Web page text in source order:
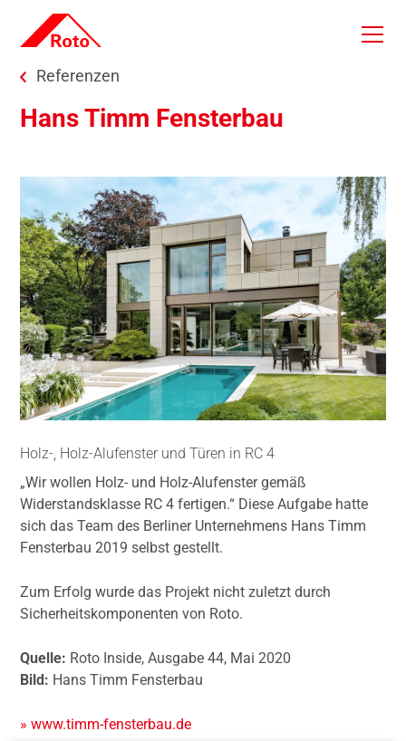
Skip to main content
You are here:
Referenzen
Hans Timm Fensterbau
Holz-, Holz-Alufenster und Türen in RC 4
„Wir wollen Holz- und Holz-Alufenster gemäß
Widerstandsklasse RC 4 fertigen.“ Diese Aufgabe hatte
sich das Team des Berliner Unternehmens Hans Timm
Fensterbau 2019 selbst gestellt.
Zum Erfolg wurde das Projekt nicht zuletzt durch
Sicherheitskomponenten von Roto.
Quelle: Roto Inside, Ausgabe 44, Mai 2020
Bild: Hans Timm Fensterbau
» www.timm-fensterbau.de